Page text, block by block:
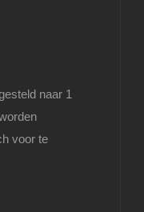
naar 1
voor te